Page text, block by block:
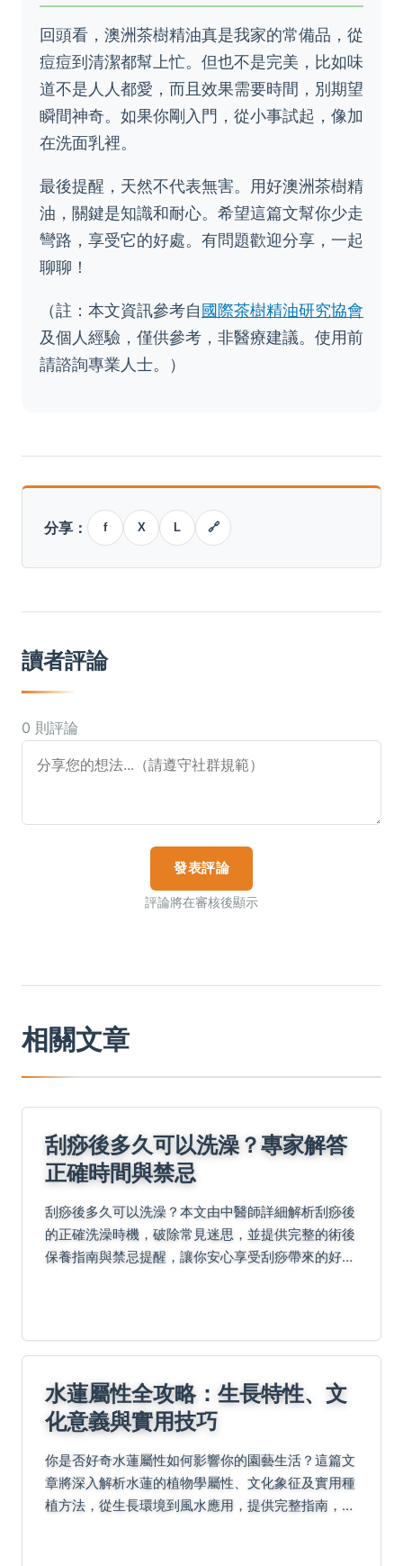
回頭看，澳洲茶樹精油真是我家的常備品，從
痘痘到清潔都幫上忙。但也不是完美，比如味
道不是人人都愛，而且效果需要時間，別期望
瞬間神奇。如果你剛入門，從小事試起，像加
在洗面乳裡。
最後提醒，天然不代表無害。用好澳洲茶樹精
油，關鍵是知識和耐心。希望這篇文幫你少走
彎路，享受它的好處。有問題歡迎分享，一起
聊聊！
（註：本文資訊參考自國際茶樹精油研究協會
及個人經驗，僅供參考，非醫療建議。使用前
請諮詢專業人士。）
分享： f X L 🔗
讀者評論
0 則評論
發表評論
評論將在審核後顯示
相關文章
刮痧後多久可以洗澡？專家解答
正確時間與禁忌
刮痧後多久可以洗澡？本文由中醫師詳細解析刮痧後
的正確洗澡時機，破除常見迷思，並提供完整的術後
保養指南與禁忌提醒，讓你安心享受刮痧帶來的好
水蓮屬性全攻略：生長特性、文
化意義與實用技巧
你是否好奇水蓮屬性如何影響你的園藝生活？這篇文
章將深入解析水蓮的植物學屬性、文化象征及實用種
植方法，從生長環境到風水應用，提供完整指南，幫